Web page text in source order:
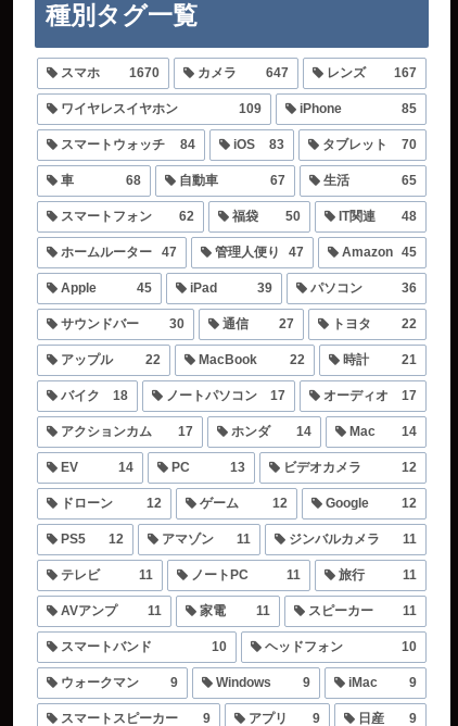
種別タグ一覧
スマホ 1670 カメラ 647 レンズ 167
ワイヤレスイヤホン 109 iPhone 85
スマートウォッチ 84 iOS 83 タブレット 70
車 68 自動車 67 生活 65
スマートフォン 62 福袋 50 IT関連 48
ホームルーター 47 管理人便り 47 Amazon 45
Apple 45 iPad 39 パソコン 36
サウンドバー 30 通信 27 トヨタ 22
アップル 22 MacBook 22 時計 21
バイク 18 ノートパソコン 17 オーディオ 17
アクションカム 17 ホンダ 14 Mac 14
EV 14 PC 13 ビデオカメラ 12
ドローン 12 ゲーム 12 Google 12
PS5 12 アマゾン 11 ジンバルカメラ 11
テレビ 11 ノートPC 11 旅行 11
AVアンプ 11 家電 11 スピーカー 11
スマートバンド 10 ヘッドフォン 10
ウォークマン 9 Windows 9 iMac 9
スマートスピーカー 9 アプリ 9 日産 9